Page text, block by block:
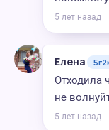
5 лет назад
Елена
Отходила
не
5 лет назад